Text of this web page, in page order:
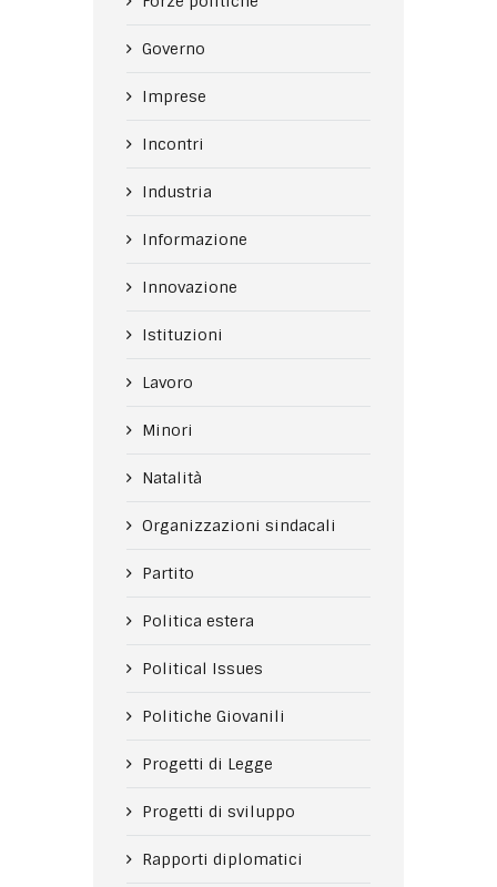
Governo
Imprese
Incontri
Industria
Informazione
Innovazione
Istituzioni
Lavoro
Minori
Natalità
Organizzazioni sindacali
Partito
Politica estera
Political Issues
Politiche Giovanili
Progetti di Legge
Progetti di sviluppo
Rapporti diplomatici